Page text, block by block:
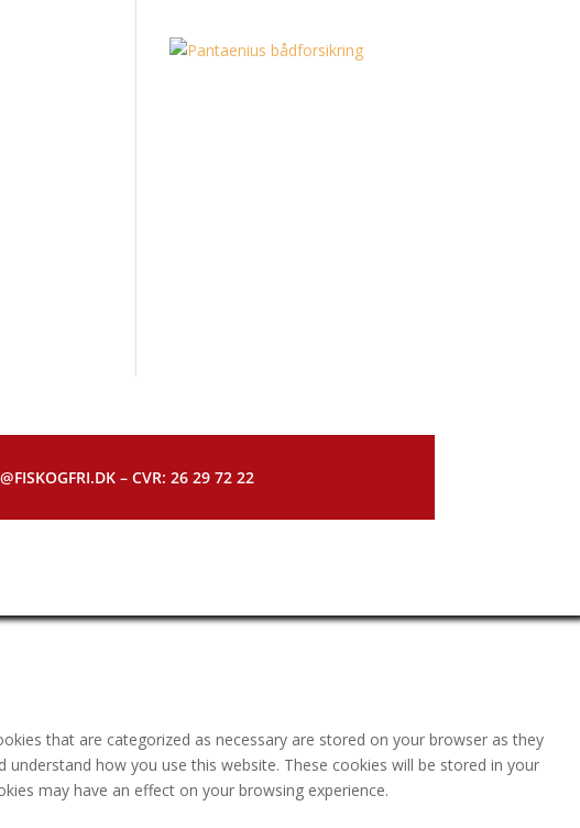
– CVR: 26 29 72 22
that are categorized as necessary are stored on your browser as they
how you use this website. These cookies will be stored in your
may have an effect on your browsing experience.